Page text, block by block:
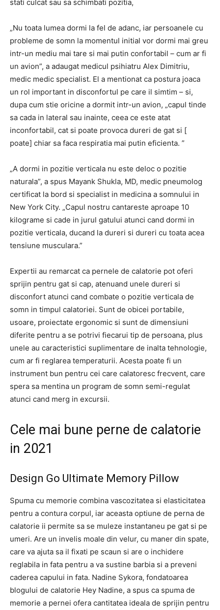
stati culcat sau sa schimbati pozitia,
„Nu toata lumea dormi la fel de adanc, iar persoanele cu
probleme de somn la momentul initial vor dormi mai greu
intr-un mediu mai tare si mai putin confortabil – cum ar fi
un avion”, a adaugat medicul psihiatru Alex Dimitriu,
medic medic specialist. El a mentionat ca postura joaca
un rol important in disconfortul pe care il simtim – si,
dupa cum stie oricine a dormit intr-un avion, „capul tinde
sa cada in lateral sau inainte, ceea ce este atat
inconfortabil, cat si poate provoca dureri de gat si [
poate] chiar sa faca respiratia mai putin eficienta. ”
„A dormi in pozitie verticala nu este deloc o pozitie
naturala”, a spus Mayank Shukla, MD, medic pneumolog
certificat la bord si specialist in medicina a somnului in
New York City. „Capul nostru cantareste aproape 10
kilograme si cade in jurul gatului atunci cand dormi in
pozitie verticala, ducand la dureri si dureri cu toata acea
tensiune musculara.”
Expertii au remarcat ca pernele de calatorie pot oferi
sprijin pentru gat si cap, atenuand unele dureri si
disconfort atunci cand combate o pozitie verticala de
somn in timpul calatoriei. Sunt de obicei portabile,
usoare, proiectate ergonomic si sunt de dimensiuni
diferite pentru a se potrivi fiecarui tip de persoana, plus
unele au caracteristici suplimentare de inalta tehnologie,
cum ar fi reglarea temperaturii. Acesta poate fi un
instrument bun pentru cei care calatoresc frecvent, care
spera sa mentina un program de somn semi-regulat
atunci cand merg in excursii.
Cele mai bune perne de calatorie
in 2021
Design Go Ultimate Memory Pillow
Spuma cu memorie combina vascozitatea si elasticitatea
pentru a contura corpul, iar aceasta optiune de perna de
calatorie ii permite sa se muleze instantaneu pe gat si pe
umeri. Are un invelis moale din velur, cu maner din spate,
care va ajuta sa il fixati pe scaun si are o inchidere
reglabila in fata pentru a va sustine barbia si a preveni
caderea capului in fata. Nadine Sykora, fondatoarea
blogului de calatorie Hey Nadine, a spus ca spuma de
memorie a pernei ofera cantitatea ideala de sprijin pentru